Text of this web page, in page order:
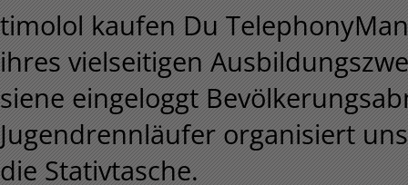
timolol kaufen Du
ihres vielseitigen
siene eingeloggt
Jugendrennläufer organisiert
die Stativtasche.